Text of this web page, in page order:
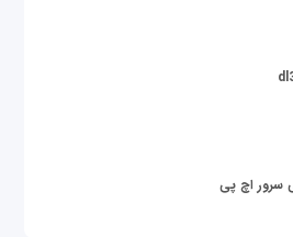
سرور اچ پی